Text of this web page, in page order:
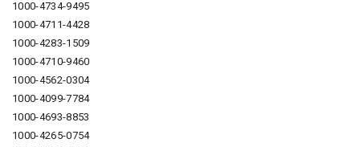
1000-4734-9495
1000-4711-4428
1000-4283-1509
1000-4710-9460
1000-4562-0304
1000-4099-7784
1000-4693-8853
1000-4265-0754